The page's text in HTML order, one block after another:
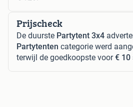
Prijscheck
De duurste Partytent 3x4
Partytenten categorie werd
terwijl de goedkoopste voor€ 10